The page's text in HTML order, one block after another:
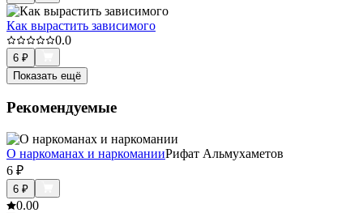
Как вырастить зависимого
0.0
6 ₽
Показать ещё
Рекомендуемые
О наркоманах и наркоманииРифат Альмухаметов
6 ₽
6 ₽
0.00